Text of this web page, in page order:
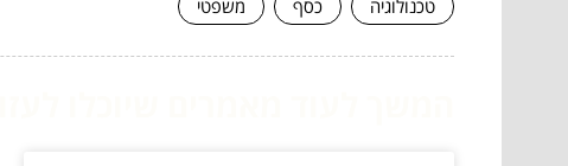
טכנולוגיה כסף משפטי